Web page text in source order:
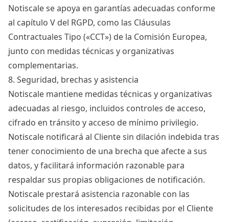
Notiscale se apoya en garantías adecuadas conforme
al capítulo V del RGPD, como las Cláusulas
Contractuales Tipo («CCT») de la Comisión Europea,
junto con medidas técnicas y organizativas
complementarias.
8. Seguridad, brechas y asistencia
Notiscale mantiene medidas técnicas y organizativas
adecuadas al riesgo, incluidos controles de acceso,
cifrado en tránsito y acceso de mínimo privilegio.
Notiscale notificará al Cliente sin dilación indebida tras
tener conocimiento de una brecha que afecte a sus
datos, y facilitará información razonable para
respaldar sus propias obligaciones de notificación.
Notiscale prestará asistencia razonable con las
solicitudes de los interesados recibidas por el Cliente